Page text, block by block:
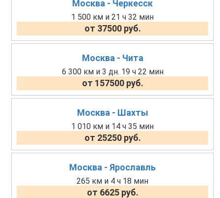
Москва - Черкесск
1 500 км и 21 ч 32 мин
от 37500 руб.
Москва - Чита
6 300 км и 3 дн. 19 ч 22 мин
от 157500 руб.
Москва - Шахты
1 010 км и 14 ч 35 мин
от 25250 руб.
Москва - Ярославль
265 км и 4 ч 18 мин
от 6625 руб.